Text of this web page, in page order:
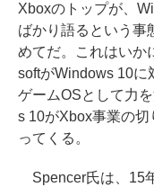
Xboxのトップが、
ばかり語るという事
めてだ。これはいか
softがWindows 10に
ゲームOSとして力
s 10がXbox事業の
ってくる。
Spencer氏は、15